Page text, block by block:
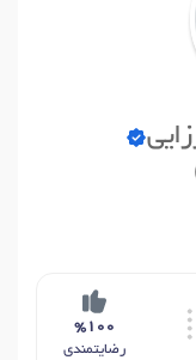
نوبت آنلاین
%100
رضایتمندی